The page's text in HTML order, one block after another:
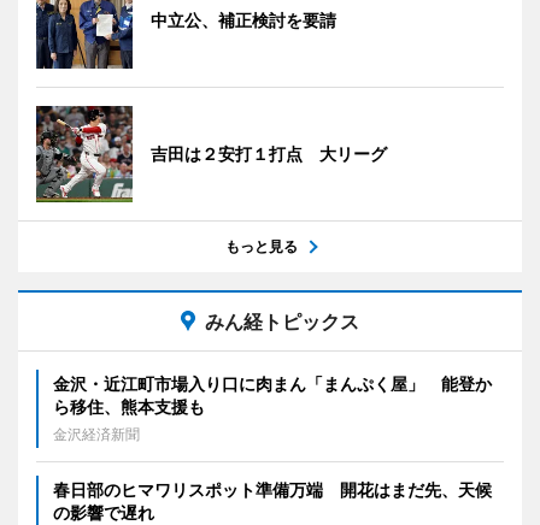
中立公、補正検討を要請
吉田は２安打１打点 大リーグ
もっと見る
みん経トピックス
金沢・近江町市場入り口に肉まん「まんぷく屋」 能登か
ら移住、熊本支援も
金沢経済新聞
春日部のヒマワリスポット準備万端 開花はまだ先、天候
の影響で遅れ